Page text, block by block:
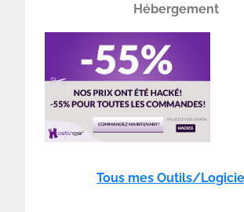
Hébergement
Tous mes Outils/